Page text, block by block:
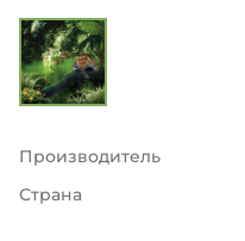
Производитель
Страна